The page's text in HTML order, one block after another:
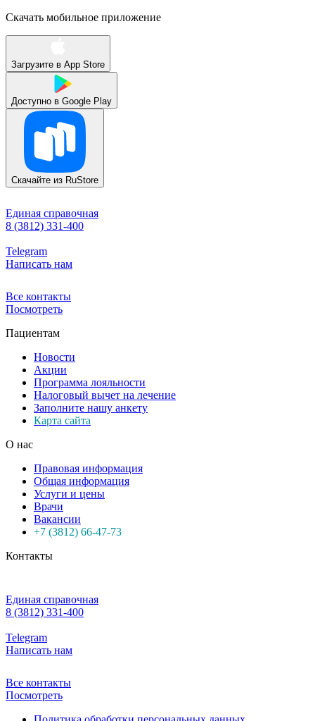
Скачать мобильное приложение
Загрузите в App Store
Доступно в Google Play
Скачайте из RuStore
Единая справочная
8 (3812) 331-400
Telegram
Написать нам
Все контакты
Посмотреть
Пациентам
Новости
Акции
Программа лояльности
Налоговый вычет на лечение
Заполните нашу анкету
Карта сайта
О нас
Правовая информация
Общая информация
Услуги и цены
Врачи
Вакансии
+7 (3812) 66-47-73
Контакты
Единая справочная
8 (3812) 331-400
Telegram
Написать нам
Все контакты
Посмотреть